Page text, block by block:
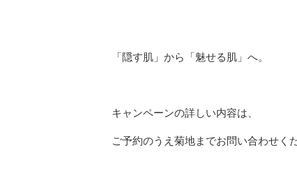
「隠す肌」から「魅せる肌」へ。
キャンペーンの詳しい内容は、
ご予約のうえ菊地までお問い合わせく